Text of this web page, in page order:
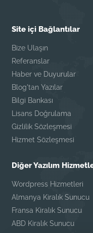
Site içi Bağlantılar
Bize Ulaşın
Referanslar
Haber ve Duyurular
Blog'tan Yazılar
Bilgi Bankası
Lisans Doğrulama
Gizlilik Sözleşmesi
Hizmet Sözleşmesi
Diğer Yazılım
Wordpress Hizmetleri
Almanya Kiralık Sunucu
Fransa Kiralık Sunucu
ABD Kiralık Sunucu